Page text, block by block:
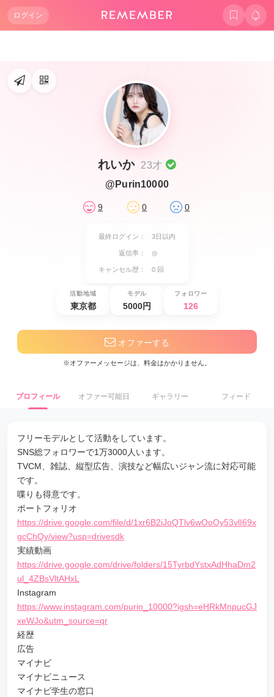
ログイン
れいか 23才
@Purin10000
9 0 0
最終ログイン： 3日以内
返信率： ◎
キャンセル歴： 0 回
活動地域
東京都
モデル
5000円
フォロワー
126
オファーする
※オファーメッセージは、料金はかかりません。
プロフィール オファー可能日 ギャラリー フィード
フリーモデルとして活動をしています。
SNS総フォロワーで1万3000人います。
TVCM、雑誌、縦型広告、演技など幅広いジャン流に対応可能
です。
喋りも得意です。
ポートフォリオ
https://drive.google.com/file/d/1xr6B2iJoQTlv6wOoOy53vlI69x
gcChQy/view?usp=drivesdk
実績動画
https://drive.google.com/drive/folders/15TyrbdYstxAdHhaDm2
ul_4ZBsVltAHxL
Instagram
https://www.instagram.com/purin_10000?igsh=eHRkMnpucGJ
xeWJo&utm_source=qr
経歴
広告
マイナビ
マイナビニュース
マイナビ学生の窓口